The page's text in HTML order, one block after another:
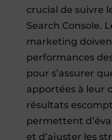
crucial de suivre
Search Console.
marketing
performances
pour s’assurer
apportées à leur
résultats
permettent
et d’ajuster les